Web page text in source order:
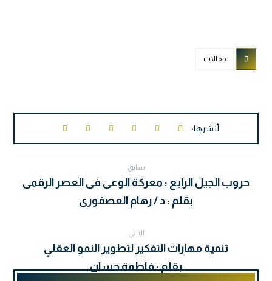
مقالات
سابق
حروب الجيل الرابع : معركة الوعى فى العصر الرقمى
بقلم : د / رهام العصفورى
التالي
تنمية مهارات التفكير لتطوير النمو العقلي
بقلم : فاطمة حسان